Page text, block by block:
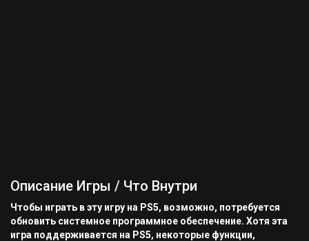
Описание Игры / Что Внутри
Чтобы играть в эту игру на PS5, возможно, потребуется
обновить системное программное обеспечение. Хотя эта
игра поддерживается на PS5, некоторые функции,